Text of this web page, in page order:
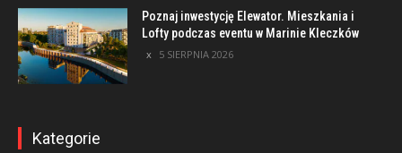
Poznaj inwestycję Elewator. Mieszkania i
Lofty podczas eventu w Marinie Kleczków
5 SIERPNIA 2026
Kategorie